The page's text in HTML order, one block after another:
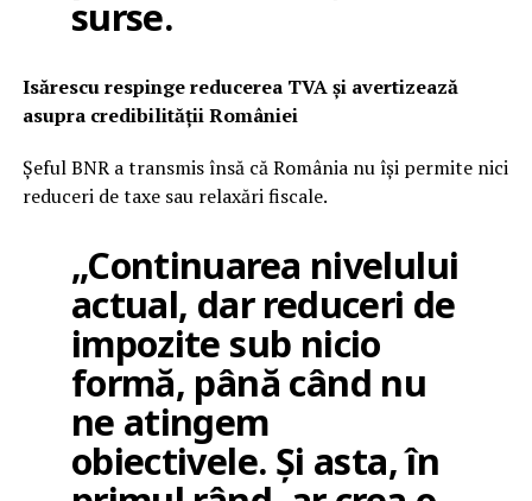
surse.
Isărescu respinge reducerea TVA și avertizează
asupra credibilității României
Șeful BNR a transmis însă că România nu își permite nici
reduceri de taxe sau relaxări fiscale.
„Continuarea nivelului
actual, dar reduceri de
impozite sub nicio
formă, până când nu
ne atingem
obiectivele. Și asta, în